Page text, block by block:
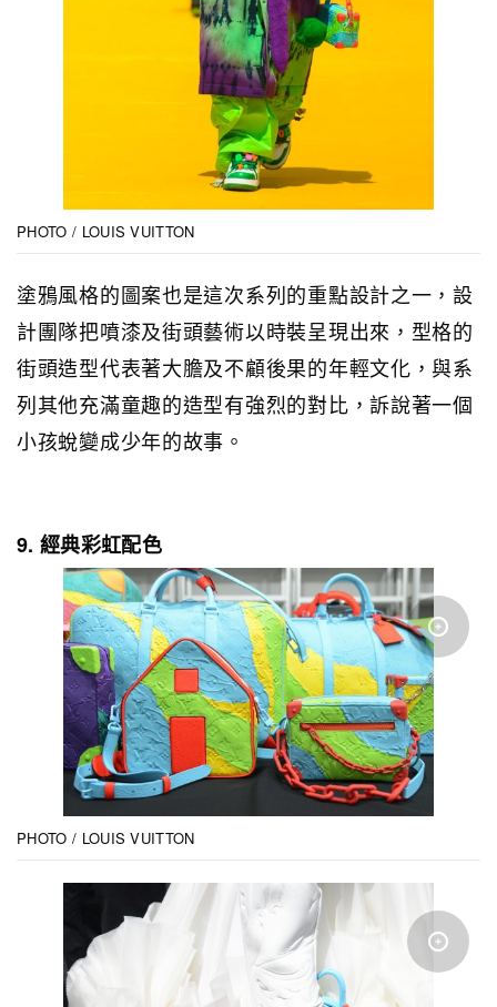
PHOTO / LOUIS VUITTON
塗鴉風格的圖案也是這次系列的重點設計之一，設
計團隊把噴漆及街頭藝術以時裝呈現出來，型格的
街頭造型代表著大膽及不顧後果的年輕文化，與系
列其他充滿童趣的造型有強烈的對比，訴說著一個
小孩蛻變成少年的故事。
9. 經典彩虹配色
PHOTO / LOUIS VUITTON